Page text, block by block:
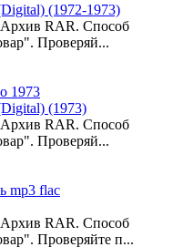
(1972-1973)
RAR. Способ
Проверяй...
(1973)
RAR. Способ
Проверяй...
RAR. Способ
Проверяйте п...